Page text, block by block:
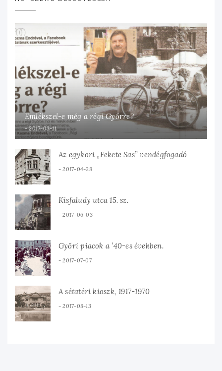
Emlékszel-e még a régi Győrre?
2017-03-11
Az egykori „Fekete Sas” vendégfogadó
2017-04-28
Kisfaludy utca 15. sz.
2017-06-03
Győri piacok a ’40-es években.
2017-07-07
A sétatéri kioszk, 1917-1970
2017-08-13